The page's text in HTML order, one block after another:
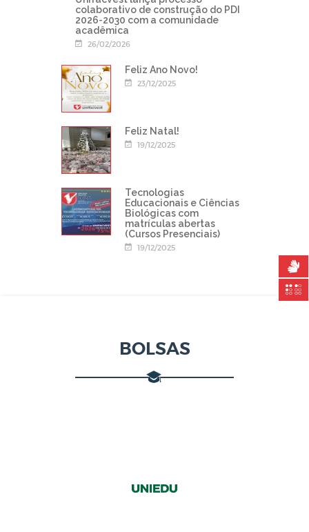
colaborativo de construção do PDI
2026-2030 com a comunidade
acadêmica
26/02/2026
Feliz Ano Novo!
23/12/2025
Feliz Natal!
19/12/2025
Tecnologias
Educacionais e Ciências
Biológicas com
matrículas abertas
(Cursos Presenciais)
19/12/2025
BOLSAS